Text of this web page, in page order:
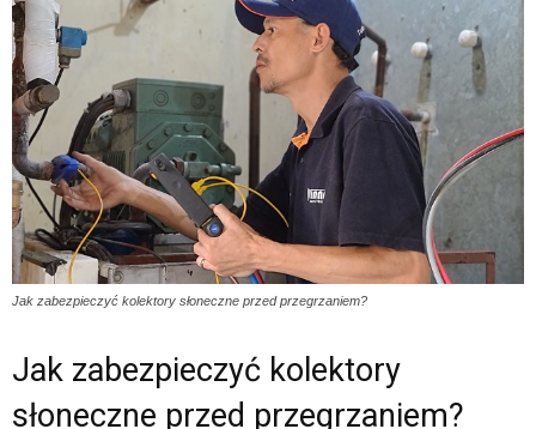
Jak zabezpieczyć kolektory słoneczne przed przegrzaniem?
Jak zabezpieczyć kolektory
słoneczne przed przegrzaniem?